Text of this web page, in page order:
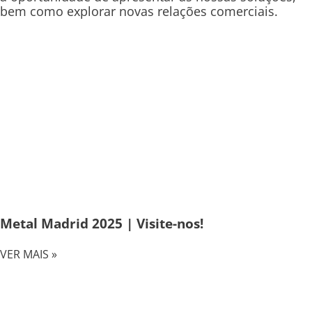
bem como explorar novas relações comerciais.
Metal Madrid 2025 | Visite-nos!
VER MAIS »